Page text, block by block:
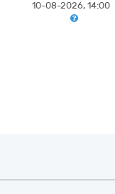
10-08-2026, 14:00